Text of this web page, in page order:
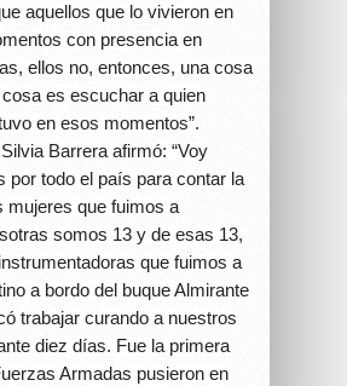
aquellos que lo vivieron en
con presencia en
ellos no, entonces, una cosa
es escuchar a quien
en esos momentos”.
Barrera afirmó: “Voy
por todo el país para contar la
mujeres que fuimos a
somos 13 y de esas 13,
que fuimos a
a bordo del buque Almirante
trabajar curando a nuestros
diez días. Fue la primera
Armadas pusieron en